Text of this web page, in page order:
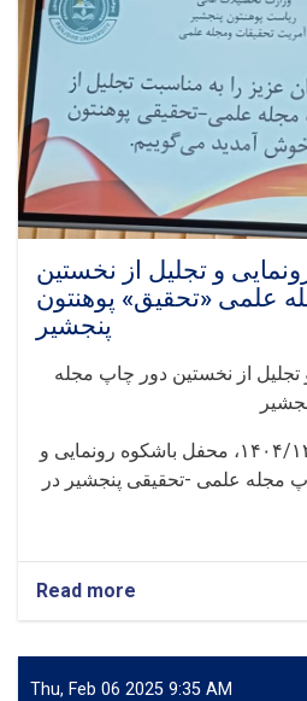
و تجلیل از نخستین
علمی «تحقیق» پوهنتون
پنجشیر
از نخستین دور چاپ مجله
الیوم سه‌شنبه مورخ ۱۴۰۴/۱۲/۱۲، محفل باشکوه رونمایی و
مجله علمی -تحقیقی پنجشیر در. .
Read more
رونمایی
و
Thu, Feb 06 2025 9:35 AM